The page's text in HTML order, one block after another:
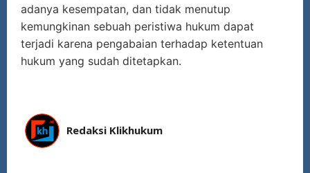
adanya kesempatan, dan tidak menutup
kemungkinan sebuah peristiwa hukum dapat
terjadi karena pengabaian terhadap ketentuan
hukum yang sudah ditetapkan.
Redaksi Klikhukum